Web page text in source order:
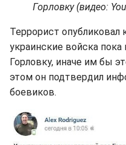
Горловку (видео:
Террорист опубликовал
украинские войска пока
Горловку, иначе им бы
этом он подтвердил
боевиков.